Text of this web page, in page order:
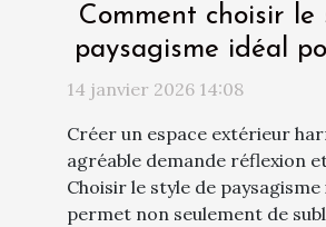
Comment choisir le
paysagisme idéal
espace
14 janvier 2026 14:08
Créer un espace extérieur
agréable demande réflexion
Choisir le style de paysagisme
permet non seulement de